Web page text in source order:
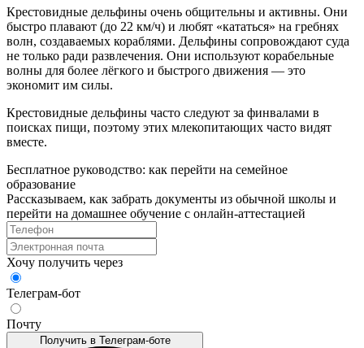
Крестовидные дельфины очень общительны и активны. Они
быстро плавают (до 22 км/ч) и любят «кататься» на гребнях
волн, создаваемых кораблями. Дельфины сопровождают суда
не только ради развлечения. Они используют корабельные
волны для более лёгкого и быстрого движения — это
экономит им силы.
Крестовидные дельфины часто следуют за финвалами в
поисках пищи, поэтому этих млекопитающих часто видят
вместе.
Бесплатное руководство: как перейти на семейное
образование
Рассказываем, как забрать документы из обычной школы и
перейти на домашнее обучение с онлайн‑аттестацией
Хочу получить через
Телеграм-бот
Почту
Получить в Телеграм-боте